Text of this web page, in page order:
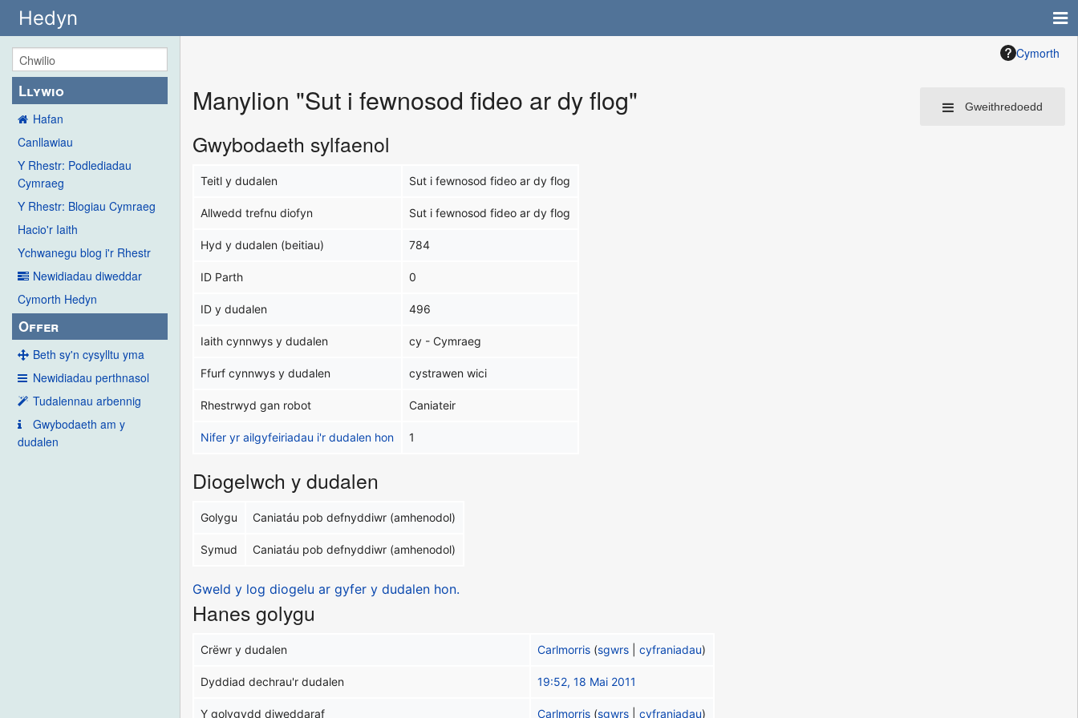
Hedyn
Llywio
Hafan
Canllawiau
Y Rhestr: Podlediadau
Cymraeg
Y Rhestr: Blogiau Cymraeg
Hacio'r Iaith
Ychwanegu blog i'r Rhestr
Newidiadau diweddar
Cymorth Hedyn
Offer
Beth sy'n cysylltu yma
Newidiadau perthnasol
Tudalennau arbennig
Gwybodaeth am y
dudalen
Cymorth
Gweithredoedd
Manylion "Sut i fewnosod fideo ar dy flog"
Gwybodaeth sylfaenol
Teitl y dudalen Sut i fewnosod fideo ar dy flog
Allwedd trefnu diofyn Sut i fewnosod fideo ar dy flog
Hyd y dudalen (beitiau) 784
ID Parth 0
ID y dudalen 496
Iaith cynnwys y dudalen cy - Cymraeg
Ffurf cynnwys y dudalen cystrawen wici
Rhestrwyd gan robot Caniateir
Nifer yr ailgyfeiriadau i'r dudalen hon 1
Diogelwch y dudalen
Golygu Caniatáu pob defnyddiwr (amhenodol)
Symud Caniatáu pob defnyddiwr (amhenodol)
Gweld y log diogelu ar gyfer y dudalen hon.
Hanes golygu
Crëwr y dudalen Carlmorris (sgwrs |cyfraniadau)
Dyddiad dechrau'r dudalen 19:52, 18 Mai 2011
Y golygydd diweddaraf Carlmorris (sgwrs |cyfraniadau)